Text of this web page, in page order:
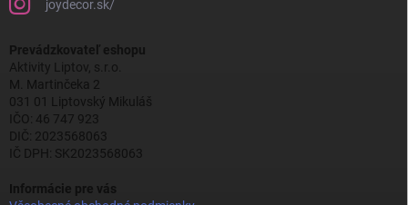
joydecor.sk/
Prevádzkovateľ eshopu
Aktivity Liptov, s.r.o.
M. Martinčeka 2
031 01 Liptovský Mikuláš
IČO: 46 747 923
DIČ: 2023568063
IČ DPH: SK2023568063
Informácie pre vás